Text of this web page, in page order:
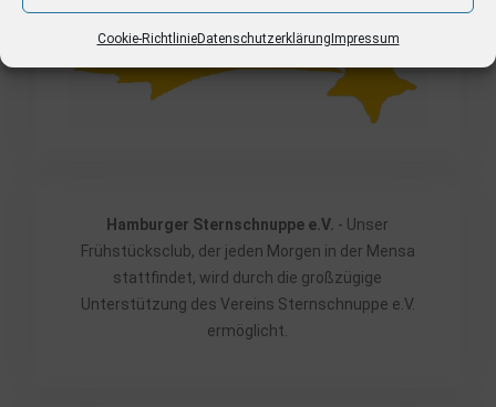
Cookie-RichtlinieDatenschutzerklärungImpressum
Hamburger Sternschnuppe e.V. - Unser
Frühstücksclub, der jeden Morgen in der Mensa
stattfindet, wird durch die großzügige
Unterstützung des Vereins Sternschnuppe e.V.
ermöglicht.